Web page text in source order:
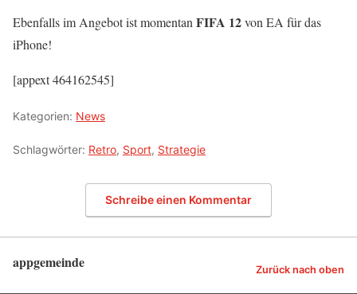
Ebenfalls im Angebot ist momentan FIFA 12von EA für das
iPhone!
[appext 464162545]
Kategorien: News
Schlagwörter: Retro, Sport, Strategie
Schreibe einen Kommentar
appgemeinde Zurück nach oben